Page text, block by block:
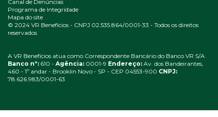
© 2024 VR Benefícios - CNPJ 02.535.864/0001-33 - Todos os direitos
reservados
Canal de Denúncias
Programa de Integridade
Mapa do site
A VR Benefícios atua como Correspondente Bancário do Banco VR S/A
Banco nº: 610 - Agência: 0001-9 Endereço: Av. dos Bandeirantes,
460 - 1º andar - Brooklin Novo - SP - CEP 04553-900 CNPJ:
78.626.983/0001-63